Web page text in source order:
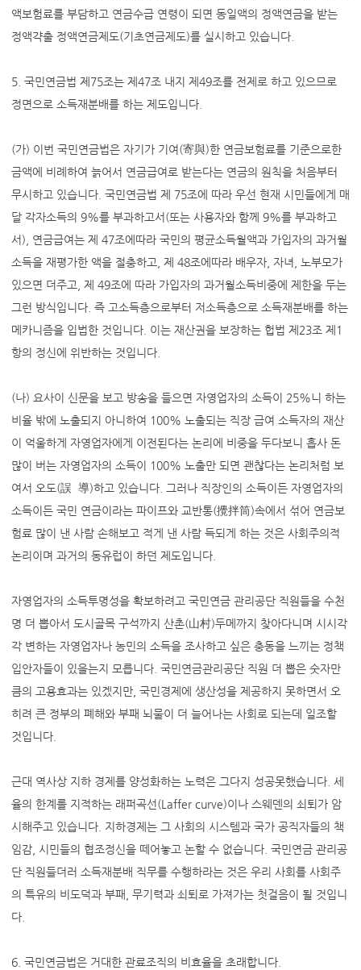
액보험료를 부담하고 연금수급 연령이 되면 동일액의 정액연금을 받는
정액갹출 정액연금제도(기초연금제도)를 실시하고 있습니다.
5. 국민연금법 제75조는 제47조 내지 제49조를 전제로 하고 있으므로
정면으로 소득재분배를 하는 제도입니다.
(가) 이번 국민연금법은 자기가 기여(寄與)한 연금보험료를 기준으로한
금액에 비례하여 늙어서 연금급여로 받는다는 연금의 원칙을 처음부터
무시하고 있습니다. 국민연금법 제 75조에 따라 우선 현재 시민들에게 매
달 각자소득의 9%를 부과하고서(또는 사용자와 함께 9%를 부과하고
서), 연금급여는 제 47조에따라 국민의 평균소득월액과 가입자의 과거월
소득을 재평가한 액을 절충하고, 제 48조에따라 배우자, 자녀, 노부모가
있으면 더주고, 제 49조에 따라 가입자의 과거월소득비중에 제한을 두는
그런 방식입니다. 즉 고소득층으로부터 저소득층으로 소득재분배를 하는
메카니즘을 입법한 것입니다. 이는 재산권을 보장하는 헙법 제23조 제1
항의 정신에 위반하는 것입니다.
(나) 요사이 신문을 보고 방송을 들으면 자영업자의 소득이 25%니 하는
비율 밖에 노출되지 아니하여 100% 노출되는 직장 급여 소득자의 재산
이 억울하게 자영업자에게 이전된다는 논리에 비중을 두다보니 흡사 돈
많이 버는 자영업자의 소득이 100% 노출만 되면 괜찮다는 논리처럼 보
여서 오도(誤 導)하고 있습니다. 그러나 직장인의 소득이든 자영업자의
소득이든 국민 연금이라는 파이프와 교반통(攪拌筒)속에서 섞어 연금보
험료 많이 낸 사람 손해보고 적게 낸 사람 득되게 하는 것은 사회주의적
논리이며 과거의 동유럽이 하던 제도입니다.
자영업자의 소득투명성을 확보하려고 국민연금 관리공단 직원들을 수천
명 더 뽑아서 도시골목 구석까지 산촌(山村)두메까지 찾아다니며 시시각
각 변하는 자영업자나 농민의 소득을 조사하고 싶은 충동을 느끼는 정책
입안자들이 있을는지 모릅니다. 국민연금관리공단 직원 더 뽑은 숫자만
큼의 고용효과는 있겠지만, 국민경제에 생산성을 제공하지 못하면서 오
히려 큰 정부의 폐해와 부패 뇌물이 더 늘어나는 사회로 되는데 일조할
것입니다.
근대 역사상 지하 경제를 양성화하는 노력은 그다지 성공못했습니다. 세
율의 한계를 지적하는 래퍼곡선(Laffer curve)이나 스웨덴의 쇠퇴가 암
시해주고 있습니다. 지하경제는 그 사회의 시스템과 국가 공직자들의 책
임감, 시민들의 협조정신을 떼어놓고 논할 수 없습니다. 국민연금 관리공
단 직원들더러 소득재분배 직무를 수행하라는 것은 우리 사회를 사회주
의 특유의 비도덕과 부패, 무기력과 쇠퇴로 가져가는 첫걸음이 될 것입니
다.
6. 국민연금법은 거대한 관료조직의 비효율을 초래합니다.